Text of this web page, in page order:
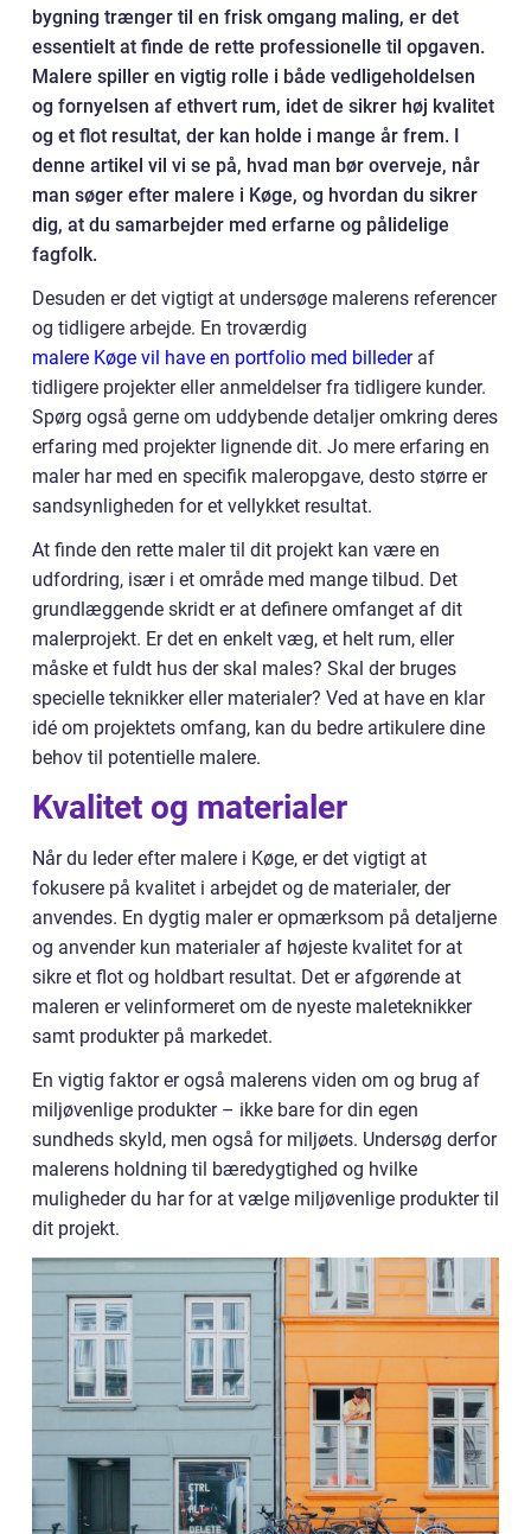
bygning trænger til en frisk omgang maling, er det
essentielt at finde de rette professionelle til opgaven.
Malere spiller en vigtig rolle i både vedligeholdelsen
og fornyelsen af ethvert rum, idet de sikrer høj kvalitet
og et flot resultat, der kan holde i mange år frem. I
denne artikel vil vi se på, hvad man bør overveje, når
man søger efter malere i Køge, og hvordan du sikrer
dig, at du samarbejder med erfarne og pålidelige
fagfolk.
Desuden er det vigtigt at undersøge malerens referencer
og tidligere arbejde. En troværdig
malere Køge vil have en portfolio med billederaf
tidligere projekter eller anmeldelser fra tidligere kunder.
Spørg også gerne om uddybende detaljer omkring deres
erfaring med projekter lignende dit. Jo mere erfaring en
maler har med en specifik maleropgave, desto større er
sandsynligheden for et vellykket resultat.
At finde den rette maler til dit projekt kan være en
udfordring, især i et område med mange tilbud. Det
grundlæggende skridt er at definere omfanget af dit
malerprojekt. Er det en enkelt væg, et helt rum, eller
måske et fuldt hus der skal males? Skal der bruges
specielle teknikker eller materialer? Ved at have en klar
idé om projektets omfang, kan du bedre artikulere dine
behov til potentielle malere.
Kvalitet og materialer
Når du leder efter malere i Køge, er det vigtigt at
fokusere på kvalitet i arbejdet og de materialer, der
anvendes. En dygtig maler er opmærksom på detaljerne
og anvender kun materialer af højeste kvalitet for at
sikre et flot og holdbart resultat. Det er afgørende at
maleren er velinformeret om de nyeste maleteknikker
samt produkter på markedet.
En vigtig faktor er også malerens viden om og brug af
miljøvenlige produkter – ikke bare for din egen
sundheds skyld, men også for miljøets. Undersøg derfor
malerens holdning til bæredygtighed og hvilke
muligheder du har for at vælge miljøvenlige produkter til
dit projekt.